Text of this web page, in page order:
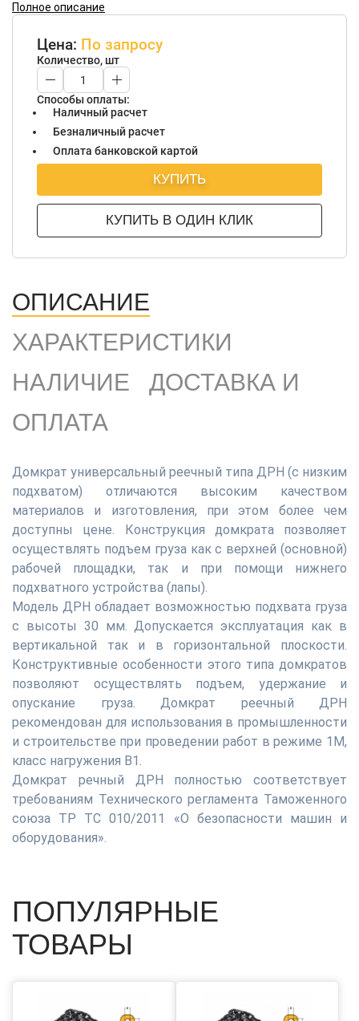
Полное описание
Цена: По запросу
Количество, шт
Способы оплаты:
Наличный расчет
Безналичный расчет
Оплата банковской картой
КУПИТЬ
КУПИТЬ В ОДИН КЛИК
ОПИСАНИЕ
ХАРАКТЕРИСТИКИ
НАЛИЧИЕ
ДОСТАВКА И
ОПЛАТА
Домкрат универсальный реечный типа ДРН (с низким
подхватом) отличаются высоким качеством
материалов и изготовления, при этом более чем
доступны цене. Конструкция домкрата позволяет
осуществлять подъем груза как с верхней (основной)
рабочей площадки, так и при помощи нижнего
подхватного устройства (лапы).
Модель ДРН обладает возможностью подхвата груза
с высоты 30 мм. Допускается эксплуатация как в
вертикальной так и в горизонтальной плоскости.
Конструктивные особенности этого типа домкратов
позволяют осуществлять подъем, удержание и
опускание груза. Домкрат реечный ДРН
рекомендован для использования в промышленности
и строительстве при проведении работ в режиме 1М,
класс нагружения В1.
Домкрат речный ДРН полностью соответствует
требованиям Технического регламента Таможенного
союза ТР ТС 010/2011 «О безопасности машин и
оборудования».
ПОПУЛЯРНЫЕ
ТОВАРЫ